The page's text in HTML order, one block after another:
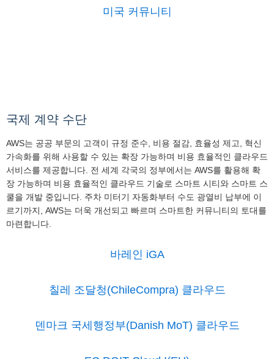
미국 커뮤니티
국제 계약 수단
AWS는 공공 부문의 고객이 규정 준수, 비용 절감, 효율성 제고, 혁신
가속화를 위해 사용할 수 있는 확장 가능하며 비용 효율적인 클라우드
서비스를 제공합니다. 전 세계 각국의 정부에서는 AWS를 활용해 확
장 가능하며 비용 효율적인 클라우드 기술로 스마트 시티와 스마트 스
쿨을 개발 중입니다. 주차 미터기 자동화부터 수도 광열비 납부에 이
르기까지, AWS는 더욱 개선되고 빠르며 스마트한 커뮤니티의 토대를
마련합니다.
바레인 iGA
칠레 조달청(ChileCompra) 클라우드
덴마크 국세행정부(Danish MoT) 클라우드